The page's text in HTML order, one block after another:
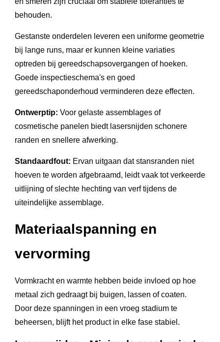
behouden.
Gestanste onderdelen leveren een uniforme geometrie
bij lange runs, maar er kunnen kleine variaties
optreden bij gereedschapsovergangen of hoeken.
Goede inspectieschema's en goed
gereedschaponderhoud verminderen deze effecten.
Ontwerptip: Voor gelaste assemblages of
cosmetische panelen biedt lasersnijden schonere
randen en snellere afwerking.
Standaardfout: Ervan uitgaan dat stansranden niet
hoeven te worden afgebraamd, leidt vaak tot verkeerde
uitlijning of slechte hechting van verf tijdens de
uiteindelijke assemblage.
Materiaalspanning en
vervorming
Vormkracht en warmte hebben beide invloed op hoe
metaal zich gedraagt bij buigen, lassen of coaten.
Door deze spanningen in een vroeg stadium te
beheersen, blijft het product in elke fase stabiel.